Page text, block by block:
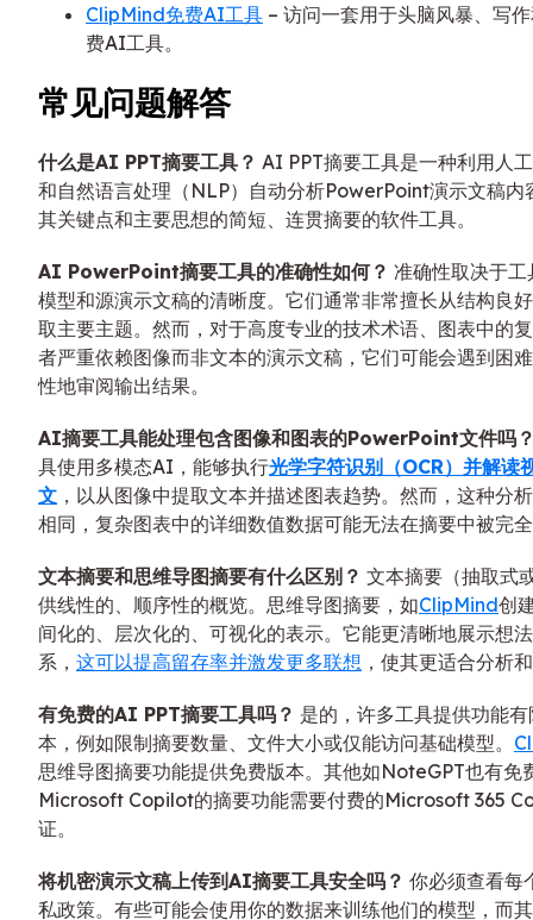
ClipMind免费AI工具 – 访问一套用于头脑风暴、写
费AI工具。
常见问题解答
什么是AI PPT摘要工具？ AI PPT摘要工具是一种利用人
和自然语言处理（NLP）自动分析PowerPoint演示文稿内
其关键点和主要思想的简短、连贯摘要的软件工具。
AI PowerPoint摘要工具的准确性如何？ 准确性取决于
模型和源演示文稿的清晰度。它们通常非常擅长从结构良
取主要主题。然而，对于高度专业的技术术语、图表中的
者严重依赖图像而非文本的演示文稿，它们可能会遇到困
性地审阅输出结果。
AI摘要工具能处理包含图像和图表的PowerPoint文件吗
具使用多模态AI，能够执行光学字符识别（OCR）并解读
文 ，以从图像中提取文本并描述图表趋势。然而，这种分
相同，复杂图表中的详细数值数据可能无法在摘要中被完
文本摘要和思维导图摘要有什么区别？ 文本摘要（抽取式
供线性的、顺序性的概览。思维导图摘要，如ClipMind创
间化的、层次化的、可视化的表示。它能更清晰地展示想
系， 这可以提高留存率并激发更多联想 ，使其更适合分析
有免费的AI PPT摘要工具吗？ 是的，许多工具提供功能
本，例如限制摘要数量、文件大小或仅能访问基础模型。
思维导图摘要功能提供免费版本。其他如NoteGPT也有免
Microsoft Copilot的摘要功能需要付费的Microsoft 365
证。
将机密演示文稿上传到AI摘要工具安全吗？ 你必须查看每
私政策。有些可能会使用你的数据来训练他们的模型，而